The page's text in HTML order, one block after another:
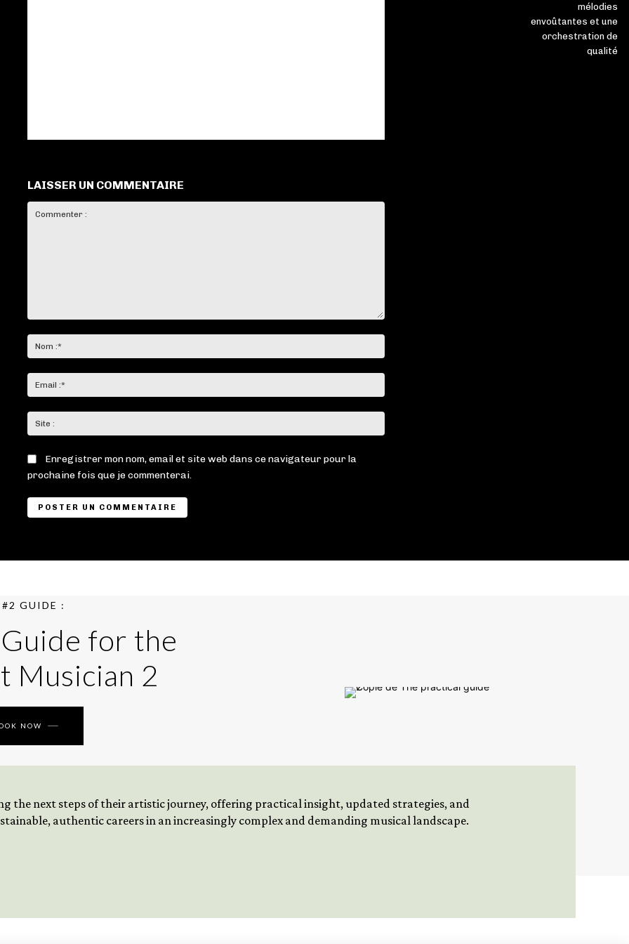
LAISSER UN COMMENTAIRE
:*
:*
:
Enregistrer mon nom, email et site web dans ce navigateur pour la
prochaine fois que je commenterai.
mélodies
envoûtantes et une
orchestration de
qualité
GUIDE :
for the
Musician 2
NOW
the next steps of their artistic journey, offering practical insight, updated strategies, and
authentic careers in an increasingly complex and demanding musical landscape.